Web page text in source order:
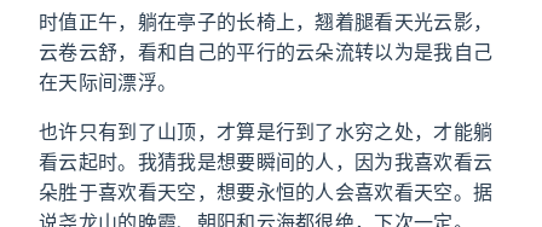
时值正午，躺在亭子的长椅上，翘着腿看天光云影，
云卷云舒，看和自己的平行的云朵流转以为是我自己
在天际间漂浮。
也许只有到了山顶，才算是行到了水穷之处，才能躺
看云起时。我猜我是想要瞬间的人，因为我喜欢看云
朵胜于喜欢看天空，想要永恒的人会喜欢看天空。据
说尧龙山的晚霞、朝阳和云海都很绝，下次一定。